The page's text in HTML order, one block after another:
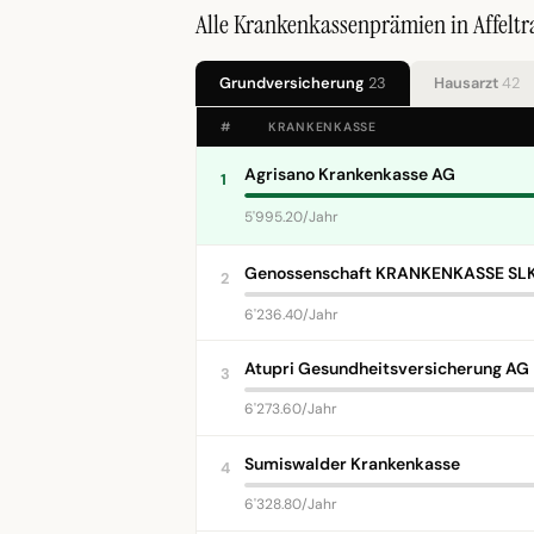
Alle Krankenkassenprämien in
Grundversicherung 23 Hausarzt42
# KRANKENKASSE
1 Agrisano Krankenkasse AG
5'995.20/Jahr
2 Genossenschaft KRANKENKASSE
6'236.40/Jahr
3 Atupri Gesundheitsversicherung AG
6'273.60/Jahr
4 Sumiswalder Krankenkasse
6'328.80/Jahr